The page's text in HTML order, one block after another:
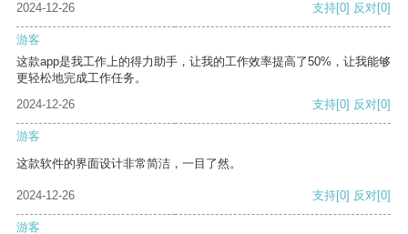
2024-12-26 支持[0] 反对[0]
游客
这款app是我工作上的得力助手，让我的工作效率提高了50%，让我能够
更轻松地完成工作任务。
2024-12-26
支持[0] 反对[0]
游客
这款软件的界面设计非常简洁，一目了然。
2024-12-26 支持[0] 反对[0]
游客